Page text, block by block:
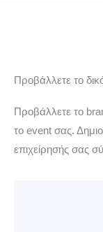
Προβάλλετε το
Προβάλλετε το
το event σας.
επιχείρησής σας